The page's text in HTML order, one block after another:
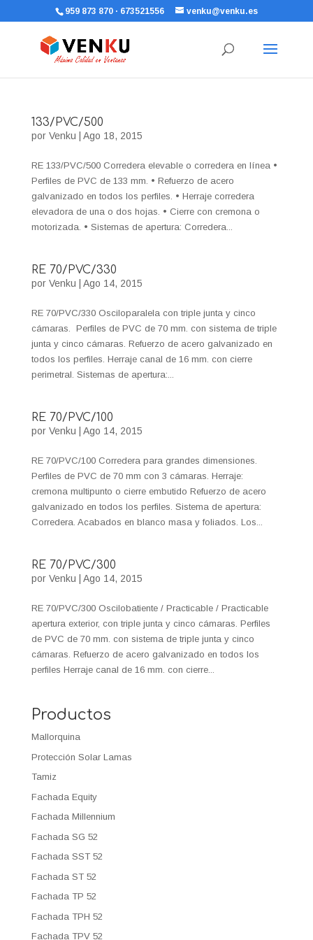
959 873 870 · 673521556 venku@venku.es
133/PVC/500
por Venku Ago 18, 2015
RE 133/PVC/500 Corredera elevable o corredera en línea •
Perfiles de PVC de 133 mm. • Refuerzo de acero
galvanizado en todos los perfiles. • Herraje corredera
elevadora de una o dos hojas. • Cierre con cremona o
motorizada. • Sistemas de apertura: Corredera...
RE 70/PVC/330
por Venku Ago 14, 2015
RE 70/PVC/330 Osciloparalela con triple junta y cinco
cámaras. Perfiles de PVC de 70 mm. con sistema de triple
junta y cinco cámaras. Refuerzo de acero galvanizado en
todos los perfiles. Herraje canal de 16 mm. con cierre
perimetral. Sistemas de apertura:...
RE 70/PVC/100
por Venku Ago 14, 2015
RE 70/PVC/100 Corredera para grandes dimensiones.
Perfiles de PVC de 70 mm con 3 cámaras. Herraje:
cremona multipunto o cierre embutido Refuerzo de acero
galvanizado en todos los perfiles. Sistema de apertura:
Corredera. Acabados en blanco masa y foliados. Los...
RE 70/PVC/300
por Venku Ago 14, 2015
RE 70/PVC/300 Oscilobatiente / Practicable / Practicable
apertura exterior, con triple junta y cinco cámaras. Perfiles
de PVC de 70 mm. con sistema de triple junta y cinco
cámaras. Refuerzo de acero galvanizado en todos los
perfiles Herraje canal de 16 mm. con cierre...
Productos
Mallorquina
Protección Solar Lamas
Tamiz
Fachada Equity
Fachada Millennium
Fachada SG 52
Fachada SST 52
Fachada ST 52
Fachada TP 52
Fachada TPH 52
Fachada TPV 52